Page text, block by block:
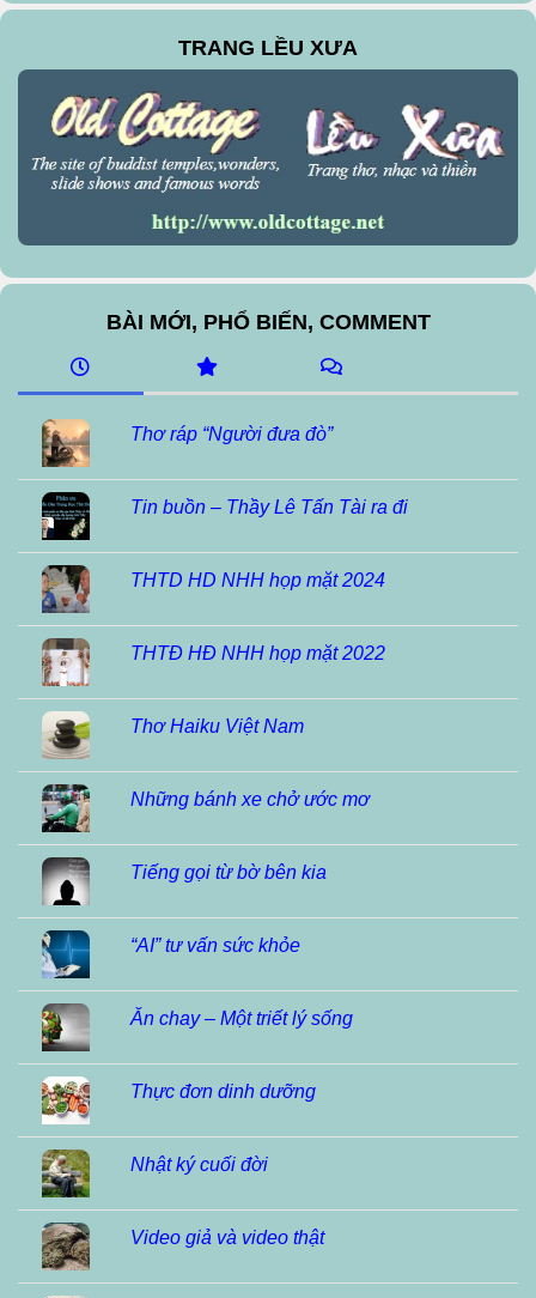
TRANG LỀU XƯA
BÀI MỚI, PHỔ BIẾN, COMMENT
Thơ ráp “Người đưa đò”
Tin buồn – Thầy Lê Tấn Tài ra đi
THTD HD NHH họp mặt 2024
THTĐ HĐ NHH họp mặt 2022
Thơ Haiku Việt Nam
Những bánh xe chở ước mơ
Tiếng gọi từ bờ bên kia
“AI” tư vấn sức khỏe
Ăn chay – Một triết lý sống
Thực đơn dinh dưỡng
Nhật ký cuối đời
Video giả và video thật